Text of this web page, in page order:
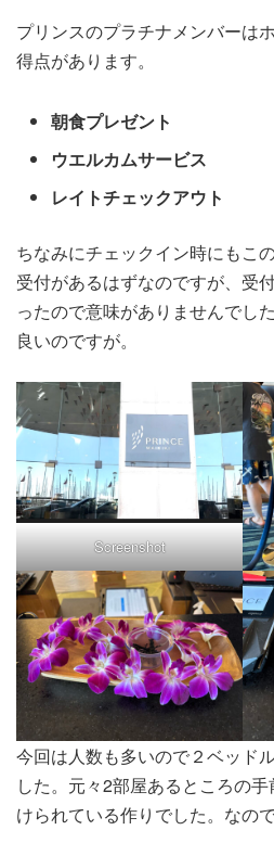
プリンスのプラチナメンバーは
得点があります。
朝食プレゼント
ウエルカムサービス
レイトチェックアウト
ちなみにチェックイン時にもこ
受付があるはずなのですが、受
ったので意味がありませんでした
良いのですが。
Screenshot
今回は人数も多いので２ベッド
した。元々2部屋あるところの
けられている作りでした。なの